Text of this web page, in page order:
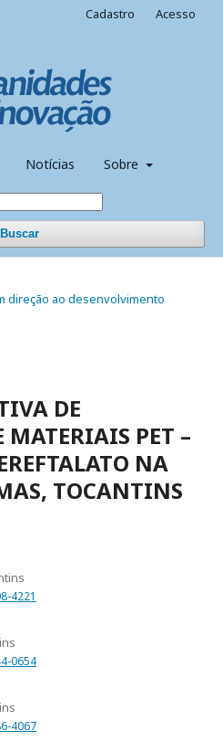
Notícias Sobre
Buscar
Cadastro Acesso
direção ao desenvolvimento
DE
MATERIAIS PET –
NA
TOCANTINS
4221
0654
4067